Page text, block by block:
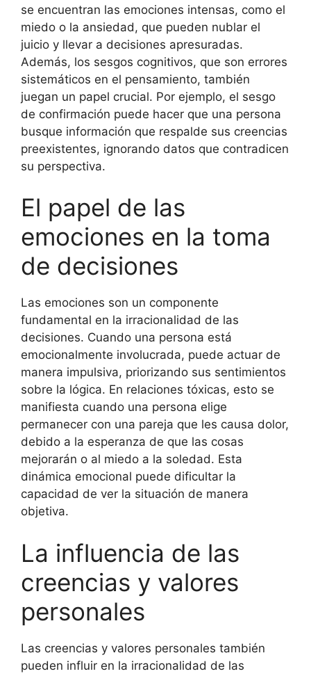
se encuentran las emociones intensas, como el
miedo o la ansiedad, que pueden nublar el
juicio y llevar a decisiones apresuradas.
Además, los sesgos cognitivos, que son errores
sistemáticos en el pensamiento, también
juegan un papel crucial. Por ejemplo, el sesgo
de confirmación puede hacer que una persona
busque información que respalde sus creencias
preexistentes, ignorando datos que contradicen
su perspectiva.
El papel de las
emociones en la toma
de decisiones
Las emociones son un componente
fundamental en la irracionalidad de las
decisiones. Cuando una persona está
emocionalmente involucrada, puede actuar de
manera impulsiva, priorizando sus sentimientos
sobre la lógica. En relaciones tóxicas, esto se
manifiesta cuando una persona elige
permanecer con una pareja que les causa dolor,
debido a la esperanza de que las cosas
mejorarán o al miedo a la soledad. Esta
dinámica emocional puede dificultar la
capacidad de ver la situación de manera
objetiva.
La influencia de las
creencias y valores
personales
Las creencias y valores personales también
pueden influir en la irracionalidad de las